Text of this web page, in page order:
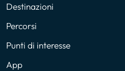
Destinazioni
Percorsi
Punti di interesse
App